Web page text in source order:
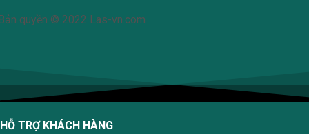
quyền © 2022 Las-vn.com
HỖ TRỢ KHÁCH HÀNG